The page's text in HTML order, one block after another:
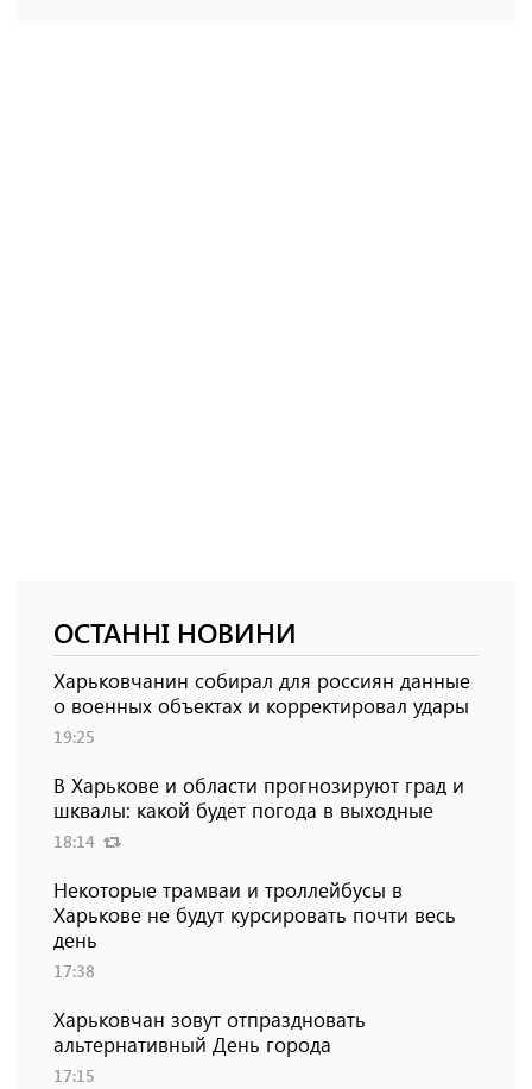
ОСТАННІ НОВИНИ
Харьковчанин собирал для россиян данные
о военных объектах и ​​корректировал удары
19:25
В Харькове и области прогнозируют град и
шквалы: какой будет погода в выходные
18:14
Некоторые трамваи и троллейбусы в
Харькове не будут курсировать почти весь
день
17:38
Харьковчан зовут отпраздновать
альтернативный День города
17:15